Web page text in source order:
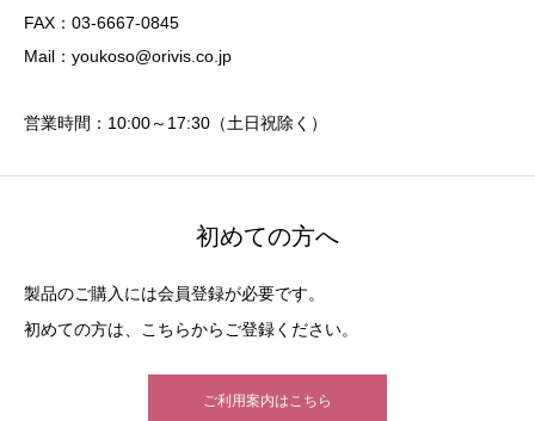
FAX：03-6667-0845
Mail：youkoso@orivis.co.jp
営業時間：10:00～17:30（土日祝除く）
初めての方へ
製品のご購入には会員登録が必要です。
初めての方は、こちらからご登録ください。
ご利用案内はこちら